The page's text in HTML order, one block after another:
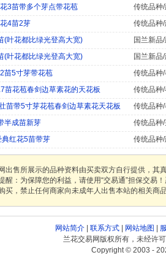
3苗带多个芽点带花苞
传统品种
4苗2芽
传统品种
(叶花都比绿光登高大宽)
国兰新品
(叶花都比绿光登高大宽)
国兰新品
苗5寸芽带花苞
传统品种
苗花苞春剑边草素花的天花板
传统品种
苗带5寸芽花苞春剑边草素花天花板
传统品种
半成苗新芽
传统品种
红花5苗带芽 传统品种
出售所展示的品种资料由买卖双方自行提供，
醒：为保障您的利益，请使用“交易通”担保交
买，禁止任何商家向未成年人出售本站的相关商
网站简介| 联系方式| 网站地图
兰花交易网版权所有，未经许
Copyright © 2003 -